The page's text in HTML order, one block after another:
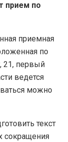
прием по
приемная
по
21, первый
ведется
можно
текст
сокращения